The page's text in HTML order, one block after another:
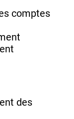
comptes
des